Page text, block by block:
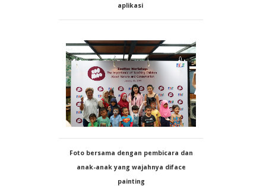
aplikasi
Foto bersama dengan pembicara dan
anak-anak yang wajahnya diface
painting